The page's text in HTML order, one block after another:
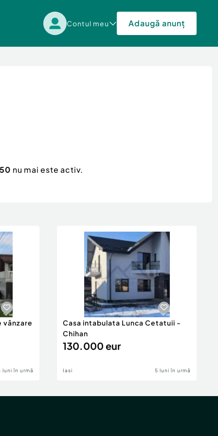
Contul meu Adaugă anunț
nu mai este activ.
vânzare
luni în urmă
Casa intabulata Lunca Cetatuii -
Chihan
130.000 eur
Iasi 5 luni în urmă